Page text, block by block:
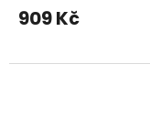
909 Kč